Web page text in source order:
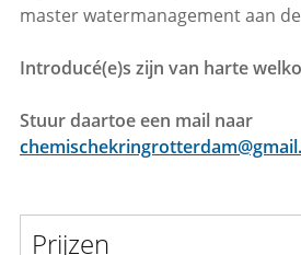
master watermanagement aan
Introducé(e)s zijn van harte
Stuur daartoe een mail naar
Prijzen